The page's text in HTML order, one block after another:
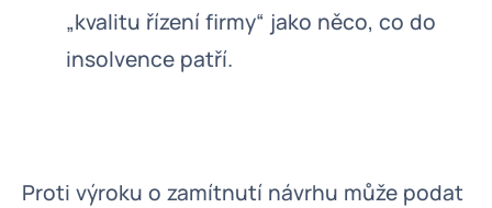
„kvalitu řízení firmy“ jako něco, co do
insolvence patří.
Proti výroku o zamítnutí návrhu může podat